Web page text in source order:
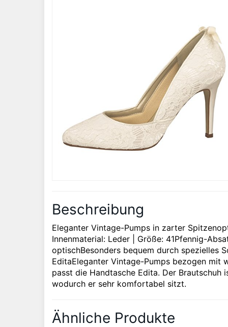
Beschreibung
Eleganter Vintage-Pumps in zarter
Innenmaterial: Leder | Größe: 41Pfennig-
optischBesonders bequem durch spezielles
EditaEleganter Vintage-Pumps bezogen mit
passt die Handtasche Edita. Der
wodurch er sehr komfortabel sitzt.
Ähnliche Produkte